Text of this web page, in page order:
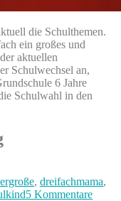
die Schulthemen.
ein großes und
aktuellen
Schulwechsel an,
6 Jahre
Schulwahl in den
, dreifachmama,
5 Kommentarezu